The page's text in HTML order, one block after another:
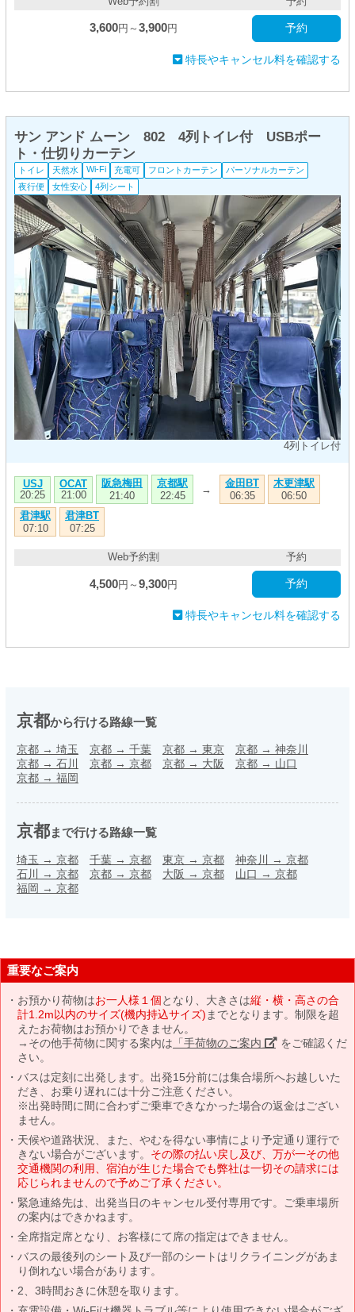
3,600円～ 3,900円 予約
特長やキャンセル料を確認する
4列トイレ付
サン アンド ムーン 802 4列トイレ付 USBポー
ト・仕切りカーテン
トイレ 天然水 Wi-Fi 充電可 フロントカーテン
パーソナルカーテン
夜行便
女性安心 4列シート
USJ
20:25
OCAT
21:00
阪急梅田
21:40
京都駅
22:45
→
金田BT
06:35
木更津駅
06:50
君津駅
07:10
君津BT
07:25
Web予約割
4,500円～ 9,300円
予約
予約
特長やキャンセル料を確認する
京都から行ける路線一覧
京都 → 埼玉 京都 → 千葉 京都 → 東京 京都 → 神奈川
京都 → 石川 京都 → 京都 京都 → 大阪 京都 → 山口
京都 → 福岡
京都まで行ける路線一覧
埼玉 → 京都 千葉 → 京都 東京 → 京都 神奈川 → 京都
石川
→ 京都 京都 → 京都 大阪 → 京都 山口 → 京都
福岡 → 京都
重要なご案内
お預かり荷物はお一人様１個となり、大きさは縦・横・高さの合
計1.2m以内のサイズ(機内持込サイズ)までとなります。制限を超
えたお荷物はお預かりできません。
→その他手荷物に関する案内は 「手荷物のご案内」 をご確認くだ
さい。
バスは定刻に出発します。出発15分前には集合場所へお越しいた
だき、お乗り遅れには十分ご注意ください。
※出発時間に間に合わずご乗車できなかった場合の返金はござい
ません。
天候や道路状況、また、やむを得ない事情により予定通り運行で
きない場合がございます。 その際の払い戻し及び、万が一その他
交通機関の利用、宿泊が生じた場合でも弊社は一切その請求には
応じられませんので予めご了承ください。
緊急連絡先は、出発当日のキャンセル受付専用です。ご乗車場所
の案内はできかねます。
全席指定席となり、お客様にて席の指定はできません。
バスの最後列のシート及び一部のシートはリクライニングがあま
り倒れない場合があります。
2、3時間おきに休憩を取ります。